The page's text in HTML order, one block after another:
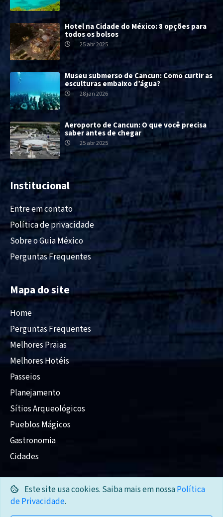
Hotel na Cidade do México: 8 opções para
todos os bolsos
25 abr 2025
Museu submerso de Cancun: Como curtir as
esculturas embaixo d’água?
28 jan 2026
Aeroporto de Cancun: O que você precisa
saber antes de chegar
25 abr 2025
Institucional
Entre em contato
Política de privacidade
Sobre o Guia México
Perguntas Frequentes
Mapa do site
Home
Perguntas Frequentes
Melhores Praias
Melhores Hotéis
Passeios
Planejamento
Sítios Arqueológicos
Pueblos Mágicos
Gastronomia
Cidades
Este site usa cookies. Saiba mais em nossaPolítica
de Privacidade.